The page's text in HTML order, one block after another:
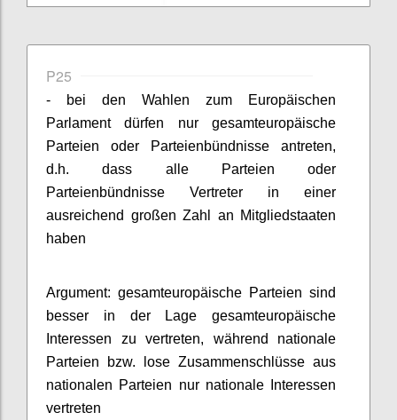
P25
- bei den Wahlen zum Europäischen
Parlament dürfen nur gesamteuropäische
Parteien oder Parteienbündnisse antreten,
d.h. dass alle Parteien oder
Parteienbündnisse Vertreter in einer
ausreichend großen Zahl an Mitgliedstaaten
haben
Argument: gesamteuropäische Parteien sind
besser in der Lage gesamteuropäische
Interessen zu vertreten, während nationale
Parteien bzw. lose Zusammenschlüsse aus
nationalen Parteien nur nationale Interessen
vertreten